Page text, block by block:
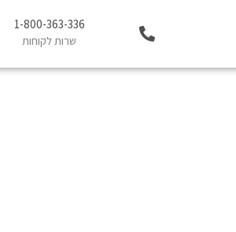
P
h
n
1-800-363-336
שרות לקוחות